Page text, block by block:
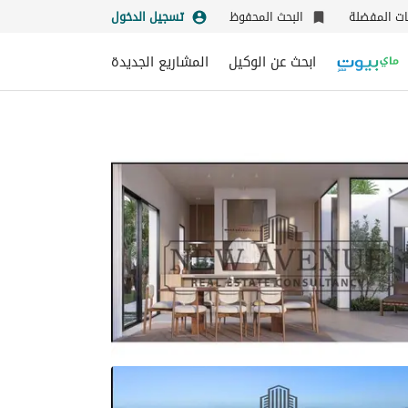
المفضلة البحث المحفوظ تسجيل الدخول
ابحث عن الوكيل المشاريع الجديدة